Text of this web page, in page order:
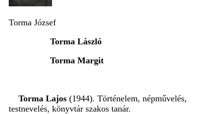
Torma József
Torma László
Torma Margit
Torma Lajos (1944). Történelem, népművelés,
testnevelés, könyvtár szakos tanár.